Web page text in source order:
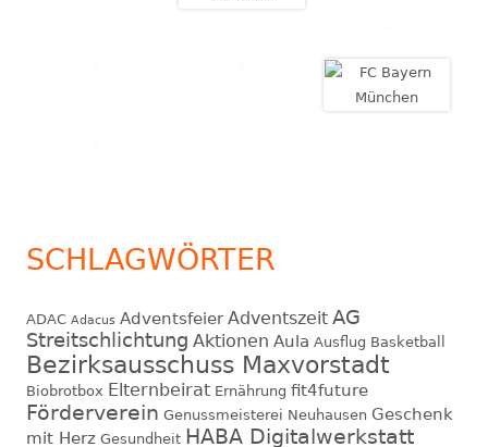
SCHLAGWÖRTER
ADAC Adacus Adventsfeier Adventszeit AG
Streitschlichtung Aktionen Aula Ausflug Basketball
Bezirksausschuss Maxvorstadt
Biobrotbox Elternbeirat Ernährung fit4future
Förderverein Genussmeisterei Neuhausen Geschenk
mit Herz Gesundheit HABA Digitalwerkstatt